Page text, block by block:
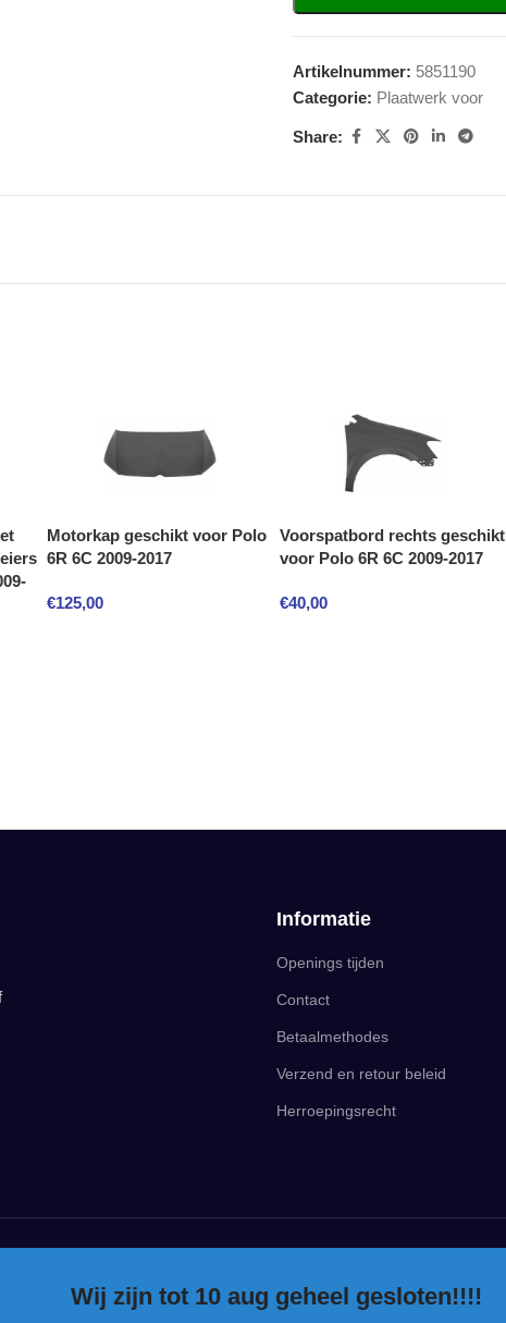
Artikelnummer: 5851190
Categorie: Plaatwerk voor
Share:
Motorkap geschikt voor Polo
6R 6C 2009-2017
€125,00
Voorspatbord rechts geschikt
voor Polo 6R 6C 2009-2017
€40,00
Informatie
Openings tijden
Contact
Betaalmethodes
Verzend en retour beleid
Herroepingsrecht
Wij zijn tot 10 aug geheel gesloten!!!!